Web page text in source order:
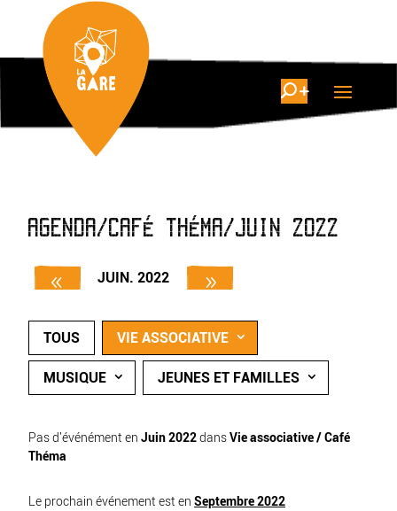
AGENDA/CAFÉ THÉMA/JUIN 2022
JUIN. 2022
TOUS VIE ASSOCIATIVE
MUSIQUE JEUNES ET FAMILLES
Pas d'événément en Juin 2022dansVie associative / Café
Théma
Le prochain événement est en Septembre 2022